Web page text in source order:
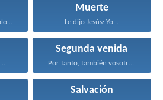
Entonces Jesús, mirándolos, dijo...
Muerte
Le dijo Jesús: Yo...
Segunda venida
Por tanto, también vosotros...
Salvación